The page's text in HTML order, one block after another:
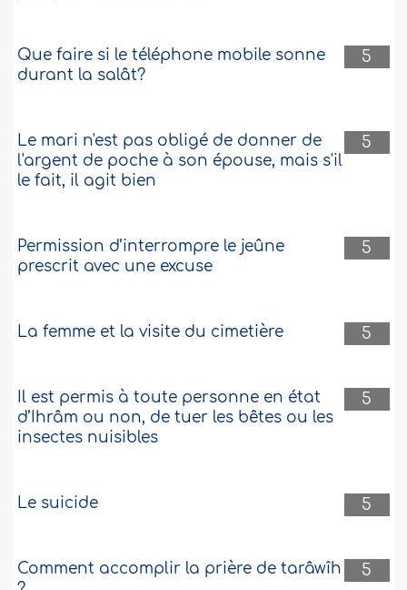
5
Que faire si le téléphone mobile sonne
durant la salât?
5
Le mari n'est pas obligé de donner de
l'argent de poche à son épouse, mais s'il
le fait, il agit bien
5
Permission d’interrompre le jeûne
prescrit avec une excuse
5
La femme et la visite du cimetière
5
Il est permis à toute personne en état
d’Ihrâm ou non, de tuer les bêtes ou les
insectes nuisibles
5
Le suicide
5
Comment accomplir la prière de tarâwîh